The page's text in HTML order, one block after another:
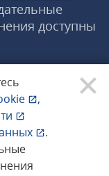
,
.
доступны
права